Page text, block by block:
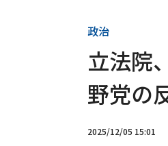
政治
立法院
野党の
2025/12/05 15:01